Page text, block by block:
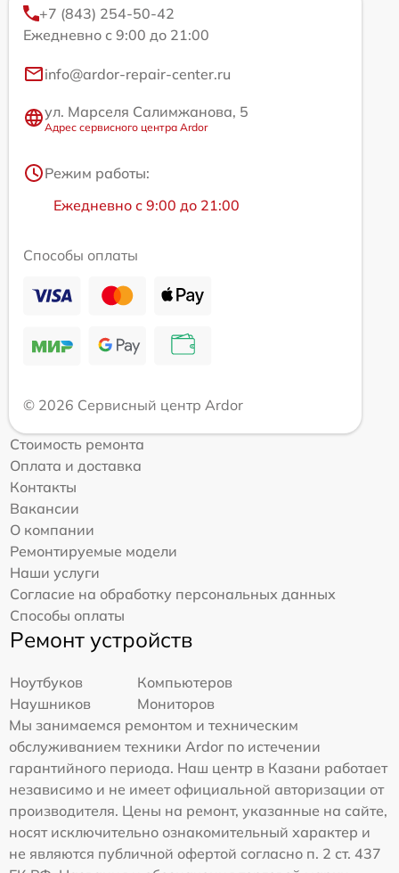
+7 (843) 254-50-42
Ежедневно с 9:00 до 21:00
info@ardor-repair-center.ru
ул. Марселя Салимжанова, 5
Адрес сервисного центра Ardor
Режим работы:
Ежедневно с 9:00 до 21:00
Способы оплаты
© 2026 Сервисный центр Ardor
Стоимость ремонта
Оплата и доставка
Контакты
Вакансии
О компании
Ремонтируемые модели
Наши услуги
Согласие на обработку персональных данных
Способы оплаты
Ремонт устройств
Ноутбуков
Компьютеров
Наушников
Мониторов
Мы занимаемся ремонтом и техническим
обслуживанием техники Ardor по истечении
гарантийного периода. Наш центр в Казани работает
независимо и не имеет официальной авторизации от
производителя. Цены на ремонт, указанные на сайте,
носят исключительно ознакомительный характер и
не являются публичной офертой согласно п. 2 ст. 437